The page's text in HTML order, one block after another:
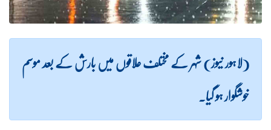
(لاہور نیوز) شہر کے مختلف علاقوں میں بارش کے بعد موسم
خوشگوار ہو گیا۔